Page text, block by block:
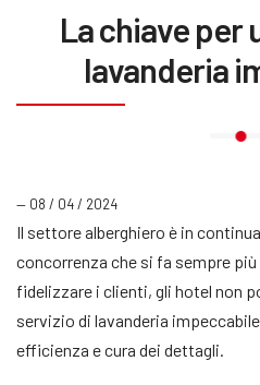
La chiave per
lavanderia
— 08 / 04 / 2024
Il settore alberghiero è in
concorrenza che si fa sempre
fidelizzare i clienti, gli hotel non
servizio di lavanderia
efficienza e cura dei dettagli.